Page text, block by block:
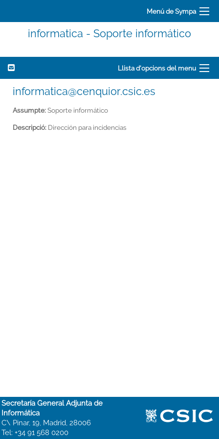
Menú de Sympa
informatica - Soporte informático
Llista d'opcions del menu
informatica@cenquior.csic.es
Assumpte:Soporte informático
Descripció: Dirección para incidencias
Secretaría General Adjunta de
Informática
C\ Pinar, 19, Madrid, 28006
Tel: +34 91 568 0200